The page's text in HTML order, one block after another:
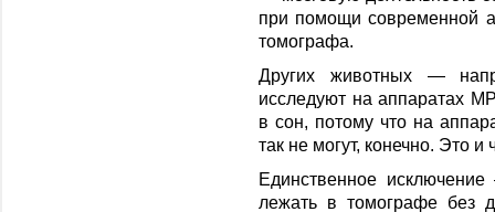
при помощи современной
томографа.
Других животных —
исследуют на аппаратах
в сон, потому что на
так не могут, конечно. Это и
Единственное
лежать в томографе без